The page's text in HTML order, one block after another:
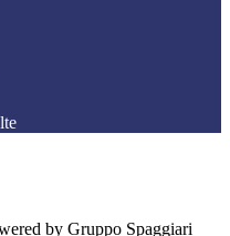
by Gruppo Spaggiari